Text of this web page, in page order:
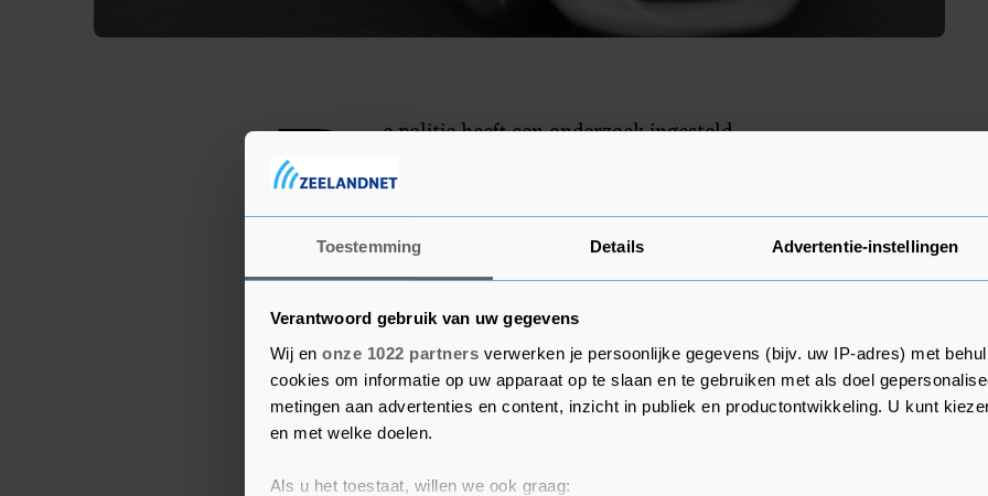
Toestemming Details Advertentie-instellingen
Verantwoord gebruik van uw gegevens
Wij en onze 1022 partners verwerken je persoonlijke gegevens (bijv. uw IP-adres) met
cookies om informatie op uw apparaat op te slaan en te gebruiken met als doel
metingen aan advertenties en content, inzicht in publiek en productontwikkeling. U kunt
en met welke doelen.
Als u het toestaat, willen we ook graag:
D e politie heeft een onderzoek ingesteld.